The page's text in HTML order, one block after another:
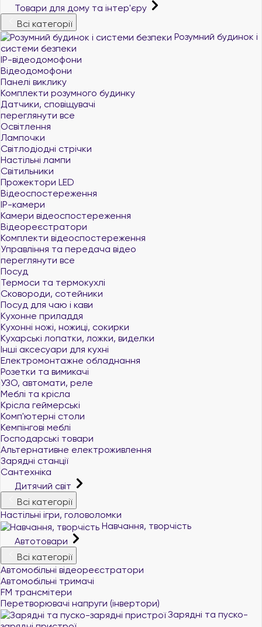
Товари для дому та інтер'єру
Всі категорії
Розумний будинок і
системи безпеки
IP-відеодомофони
Відеодомофони
Панелі виклику
Комплекти розумного будинку
Датчики, сповіщувачі
переглянути все
Освітлення
Лампочки
Світлодіодні стрічки
Настільні лампи
Світильники
Прожектори LED
Відеоспостереження
IP-камери
Камери відеоспостереження
Відеореєстратори
Комплекти відеоспостереження
Управління та передача відео
переглянути все
Посуд
Термоси та термокухлі
Сковороди, сотейники
Посуд для чаю і кави
Кухонне приладдя
Кухонні ножі, ножиці, сокирки
Кухарські лопатки, ложки, виделки
Інші аксесуари для кухні
Електромонтажне обладнання
Розетки та вимикачі
УЗО, автомати, реле
Меблі та крісла
Крісла геймерські
Комп'ютерні столи
Кемпінгові меблі
Господарські товари
Альтернативне електроживлення
Зарядні станції
Сантехніка
Дитячий світ
Всі категорії
Настільні ігри, головоломки
Навчання, творчість
Автотовари
Всі категорії
Автомобільні відеореєстратори
Автомобільні тримачі
FM трансмітери
Перетворювачі напруги (інвертори)
Зарядні та пуско-